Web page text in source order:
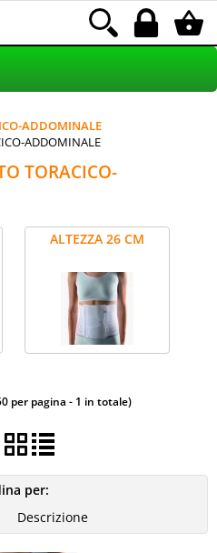
30%
ADDOMINALE
ADDOMINALE
TORACICO-
ALTEZZA 26 CM
per pagina - 1 in totale)
per: